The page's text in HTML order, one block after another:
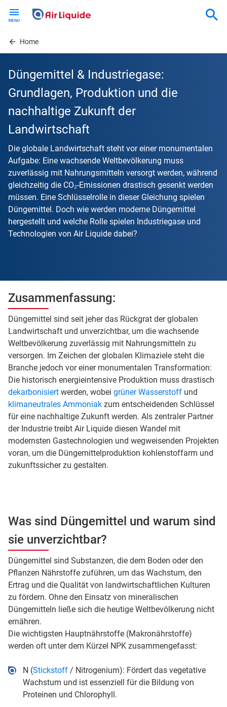
contentHome
Düngemittel & Industriegase:
Grundlagen, Produktion und die
nachhaltige Zukunft der
Landwirtschaft
Die globale Landwirtschaft steht vor einer monumentalen
Aufgabe: Eine wachsende Weltbevölkerung muss
zuverlässig mit Nahrungsmitteln versorgt werden, während
gleichzeitig die CO₂-Emissionen drastisch gesenkt werden
müssen. Eine Schlüsselrolle in dieser Gleichung spielen
Düngemittel. Doch wie werden moderne Düngemittel
hergestellt und welche Rolle spielen Industriegase und
Technologien von Air Liquide dabei?
Zusammenfassung:
Düngemittel sind seit jeher das Rückgrat der globalen
Landwirtschaft und unverzichtbar, um die wachsende
Weltbevölkerung zuverlässig mit Nahrungsmitteln zu
versorgen. Im Zeichen der globalen Klimaziele steht die
Branche jedoch vor einer monumentalen Transformation:
Die historisch energieintensive Produktion muss drastisch
dekarbonisiert werden, wobei grüner Wasserstoff und
klimaneutrales Ammoniak zum entscheidenden Schlüssel
für eine nachhaltige Zukunft werden. Als zentraler Partner
der Industrie treibt Air Liquide diesen Wandel mit
modernsten Gastechnologien und wegweisenden Projekten
voran, um die Düngemittelproduktion kohlenstoffarm und
zukunftssicher zu gestalten.
Was sind Düngemittel und warum sind
sie unverzichtbar?
Düngemittel sind Substanzen, die dem Boden oder den
Pflanzen Nährstoffe zuführen, um das Wachstum, den
Ertrag und die Qualität von landwirtschaftlichen Kulturen
zu fördern. Ohne den Einsatz von mineralischen
Düngemitteln ließe sich die heutige Weltbevölkerung nicht
ernähren.
Die wichtigsten Hauptnährstoffe (Makronährstoffe)
werden oft unter dem Kürzel NPK zusammengefasst:
N (Stickstoff / Nitrogenium): Fördert das vegetative
Wachstum und ist essenziell für die Bildung von
Proteinen und Chlorophyll.